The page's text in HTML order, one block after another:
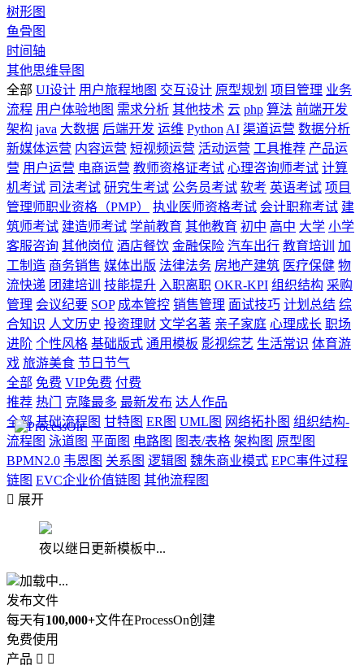
树形图
鱼骨图
时间轴
其他思维导图
全部 UI设计 用户旅程地图 交互设计 原型规划 项目管理 业务
流程 用户体验地图 需求分析 其他技术 云 php 算法 前端开发
架构 java 大数据 后端开发 运维 Python AI 渠道运营 数据分析
新媒体运营 内容运营 短视频运营 活动运营 工具推荐 产品运
营 用户运营 电商运营 教师资格证考试 心理咨询师考试 计算
机考试 司法考试 研究生考试 公务员考试 软考 英语考试 项目
管理师职业资格（PMP）
执业医师资格考试 会计职称考试 建
筑师考试 建造师考试 学前教育 其他教育 初中 高中 大学 小学
客服咨询 其他岗位 酒店餐饮 金融保险 汽车出行 教育培训
加
工制造 商务销售 媒体出版 法律法务 房地产建筑 医疗保健 物
流快递 团建培训 技能提升 入职离职 OKR-KPI 组织结构 采购
管理 会议纪要 SOP 成本管控 销售管理 面试技巧 计划总结 综
合知识 人文历史 投资理财 文学名著 亲子家庭 心理成长 职场
进阶 个性风格 基础版式 通用模板 影视综艺 生活常识 体育游
戏 旅游美食 节日节气
全部 免费 VIP免费 付费
推荐 热门 克隆最多 最新发布 达人作品
全部 基础流程图 甘特图 ER图 UML图 网络拓扑图 组织结构-
流程图 泳道图 平面图 电路图 图表/表格 架构图 原型图
BPMN2.0 韦恩图 关系图 逻辑图 魏朱商业模式 EPC事件过程
链图 EVC企业价值链图 其他流程图
 展开
夜以继日更新模板中...
加载中...
发布文件
每天有100,000+文件在ProcessOn创建
免费使用
产品  